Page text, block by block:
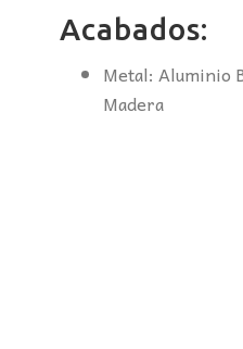
Acabados:
Metal: Aluminio
Madera